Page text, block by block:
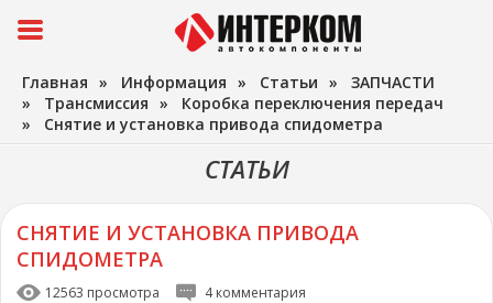
Главная » Информация » Статьи » ЗАПЧАСТИ
» Трансмиссия » Коробка переключения передач
» Снятие и установка привода спидометра
СТАТЬИ
СНЯТИЕ И УСТАНОВКА ПРИВОДА
СПИДОМЕТРА
12563 просмотра 4 комментария